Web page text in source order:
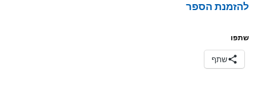
להזמנת הספר
שתפו
שתף